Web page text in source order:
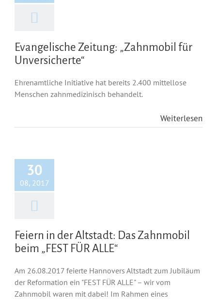
Evangelische Zeitung: „Zahnmobil für
Unversicherte“
Ehrenamtliche Initiative hat bereits 2.400 mittellose
Menschen zahnmedizinisch behandelt.
Weiterlesen
30
08, 2017
Feiern in der Altstadt: Das Zahnmobil
beim „FEST FÜR ALLE“
Am 26.08.2017 feierte Hannovers Altstadt zum Jubiläum
der Reformation ein "FEST FÜR ALLE" – wir vom
Zahnmobil waren mit dabei! Im Rahmen eines